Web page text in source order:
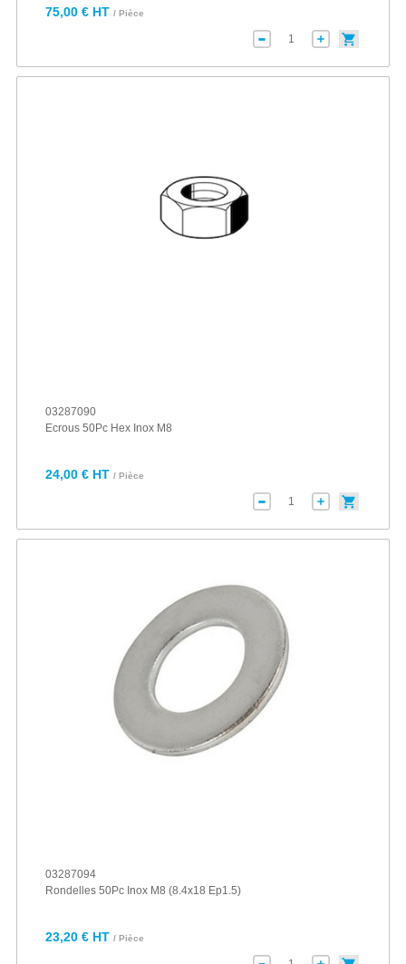
75,00 € HT / Pièce
03287090
Ecrous 50Pc Hex Inox M8
24,00 € HT / Pièce
03287094
Rondelles 50Pc Inox M8 (8.4x18 Ep1.5)
23,20 € HT / Pièce